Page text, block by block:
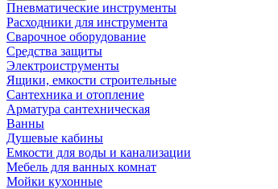
Пневматические инструменты
Расходники для инструмента
Сварочное оборудование
Средства защиты
Электроиструменты
Ящики, емкости строительные
Сантехника и отопление
Арматура сантехническая
Ванны
Душевые кабины
Емкости для воды и канализации
Мебель для ванных комнат
Мойки кухонные